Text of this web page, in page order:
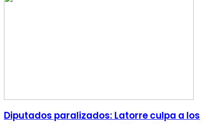
Diputados paralizados: Latorre culpa a los